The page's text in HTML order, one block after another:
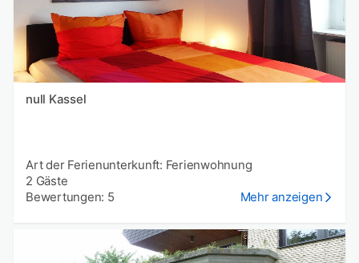
null Kassel
Art der Ferienunterkunft: Ferienwohnung
2 Gäste
Bewertungen: 5
Mehr anzeigen